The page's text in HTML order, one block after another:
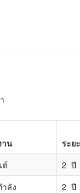
าน ระย
ต์ 2 ปี
ลัง 2 ปี